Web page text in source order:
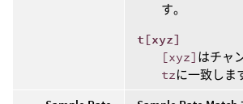
す。
t[xyz]
[xyz] はチャ
tzに一致しま